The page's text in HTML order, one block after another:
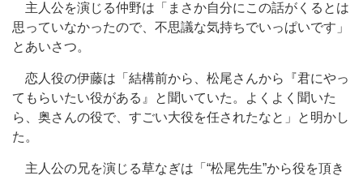
主人公を演じる仲野は「まさか自分にこの話がくるとは
思っていなかったので、不思議な気持ちでいっぱいです」
とあいさつ。
恋人役の伊藤は「結構前から、松尾さんから『君にやっ
てもらいたい役がある』と聞いていた。よくよく聞いた
ら、奥さんの役で、すごい大役を任されたなと」と明かし
た。
主人公の兄を演じる草なぎは「“松尾先生”から役を頂き